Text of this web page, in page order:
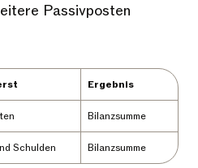
Passivposten
Ergebnis
Bilanzsumme
Schulden Bilanzsumme